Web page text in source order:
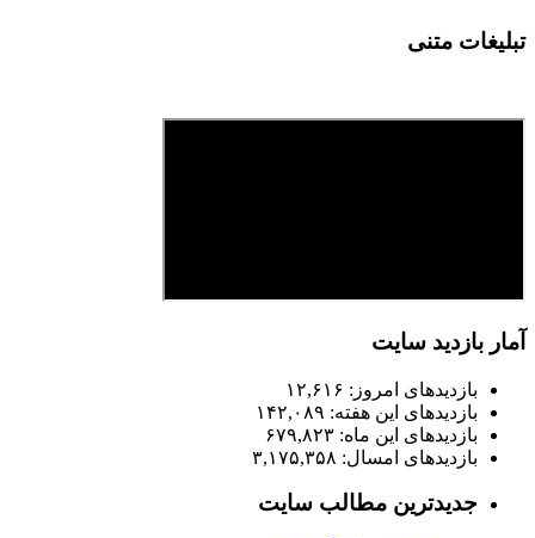
تبلیغات متنی
آمار بازدید سایت
بازدیدهای امروز: ۱۲,۶۱۶
بازدیدهای این هفته: ۱۴۲,۰۸۹
بازدیدهای این ماه: ۶۷۹,۸۲۳
بازدیدهای امسال: ۳,۱۷۵,۳۵۸
جدیدترین مطالب سایت